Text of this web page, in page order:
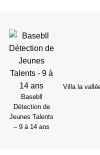
Basebll
Détection de
Jeunes Talents
– 9 à 14 ans
Villa la